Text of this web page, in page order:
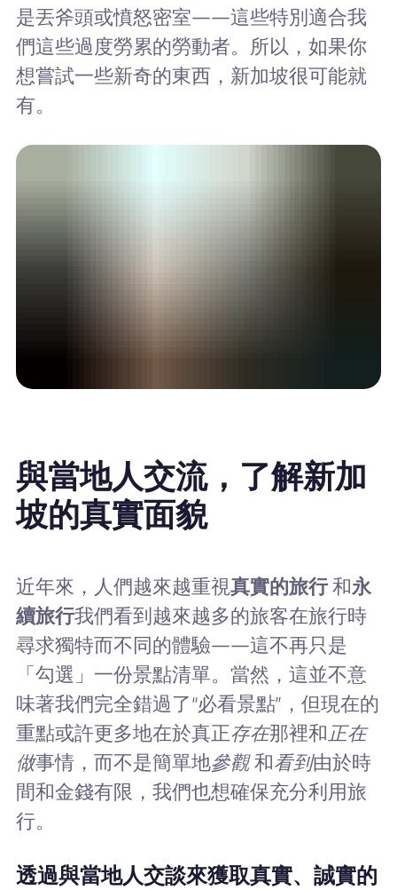
是丟斧頭或憤怒密室——這些特別適合我
們這些過度勞累的勞動者。所以，如果你
想嘗試一些新奇的東西，新加坡很可能就
有。
與當地人交流，了解新加
坡的真實面貌
近年來，人們越來越重視真實的旅行和永
續旅行我們看到越來越多的旅客在旅行時
尋求獨特而不同的體驗——這不再只是
「勾選」一份景點清單。當然，這並不意
味著我們完全錯過了“必看景點”，但現在的
重點或許更多地在於真正存在那裡和 正在
做事情，而不是簡單地參觀和看到由於時
間和金錢有限，我們也想確保充分利用旅
行。
透過與當地人交談來獲取真實、誠實的